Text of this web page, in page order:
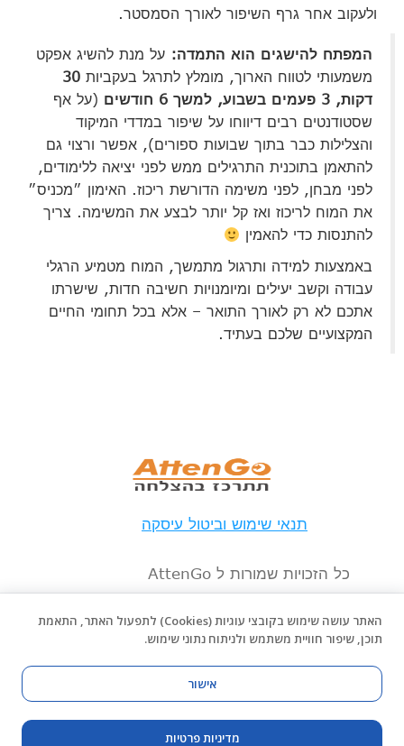
ולעקוב אחר גרף השיפור לאורך הסמסטר.
המפתח להישגים הוא התמדה: על מנת להשיג אפקט
משמעותי לטווח הארוך, מומלץ לתרגל בעקביות 30
דקות, 3 פעמים בשבוע, למשך 6 חודשים
(על אף
שסטודנטים רבים דיווחו על שיפור במדדי המיקוד
והצלילות כבר בתוך שבועות ספורים), אפשר ורצוי גם
להתאמן בתוכנית התרגילים ממש לפני יציאה ללימודים,
לפני מבחן, לפני משימה הדורשת ריכוז. האימון ״מכניס״
את המוח לריכוז ואז קל יותר לבצע את המשימה. צריך
להתנסות כדי להאמין
באמצעות למידה ותרגול מתמשך, המוח מטמיע הרגלי
עבודה וקשב יעילים ומיומנויות חשיבה חדות, שישרתו
אתכם לא רק לאורך התואר – אלא בכל תחומי החיים
המקצועיים שלכם בעתיד.
תנאי שימוש וביטול עיסקה
כל הזכויות שמורות ל AttenGo
האתר עושה שימוש בקובצי עוגיות (Cookies) לתפעול האתר, התאמת
תוכן, שיפור חוויית משתמש ולניתוח נתוני שימוש.
אישור
מדיניות פרטיות